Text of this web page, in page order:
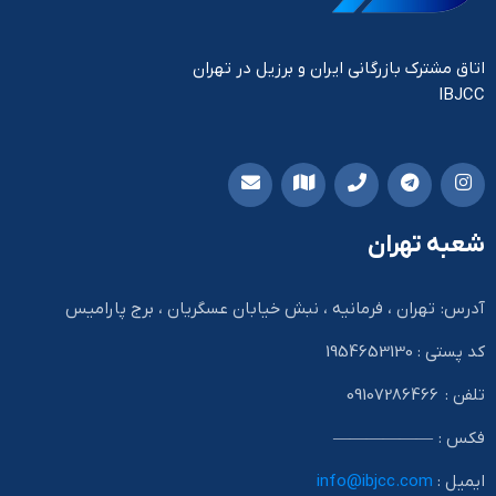
اتاق مشترک بازرگانی ایران و برزیل در تهران
IBJCC
شعبه تهران
آدرس: تهران ، فرمانیه ، نبش خیابان عسگریان ، برج پارامیس
کد پستی : 1954653130
تلفن : 09107286466
فکس : ——————
ایمیل : info@ibjcc.com